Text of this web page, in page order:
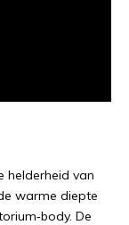
helderheid van
warme diepte
De